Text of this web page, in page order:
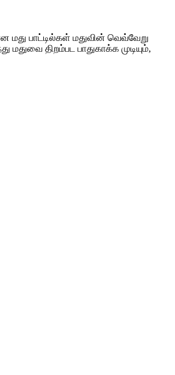
பாட்டில்கள் மதுவின் வெவ்வேறு
திறம்பட பாதுகாக்க முடியும்,